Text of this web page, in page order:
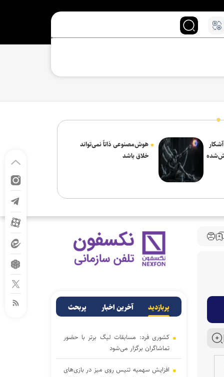
هوش‌مصنوعی ذاتاً نمی‌تواند
خلاق باشد
پربازدید آخرین اخبار پربحث
کشوری فرد: مسابقات لیگ برتر با حضور
تماشاگران برگزار می‌شود
افزایش سهمیه تنیس روی میز در بازی‌های